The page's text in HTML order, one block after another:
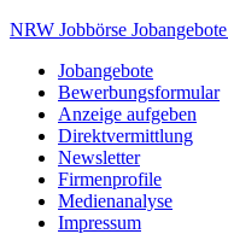
NRW Jobbörse Jobangebote
Jobangebote
Bewerbungsformular
Anzeige aufgeben
Direktvermittlung
Newsletter
Firmenprofile
Medienanalyse
Impressum